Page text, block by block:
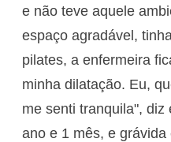
e não teve aquele
espaço agradável,
pilates, a enfermeira
minha dilatação. Eu,
me senti tranquila", diz
ano e 1 mês, e